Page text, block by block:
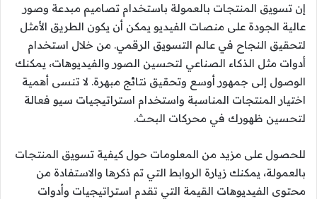
إن تسويق المنتجات بالعمولة باستخدام تصاميم مبدعة وصور
عالية الجودة على منصات الفيديو يمكن أن يكون الطريق الأمثل
لتحقيق النجاح في عالم التسويق الرقمي. من خلال استخدام
أدوات مثل الذكاء الصناعي لتحسين الصور والفيديوهات، يمكنك
الوصول إلى جمهور أوسع وتحقيق نتائج مبهرة. لا تنسى أهمية
اختيار المنتجات المناسبة واستخدام استراتيجيات سيو فعالة
لتحسين ظهورك في محركات البحث.
للحصول على مزيد من المعلومات حول كيفية تسويق المنتجات
بالعمولة، يمكنك زيارة الروابط التي تم ذكرها والاستفادة من
محتوى الفيديوهات القيمة التي تقدم استراتيجيات وأدوات